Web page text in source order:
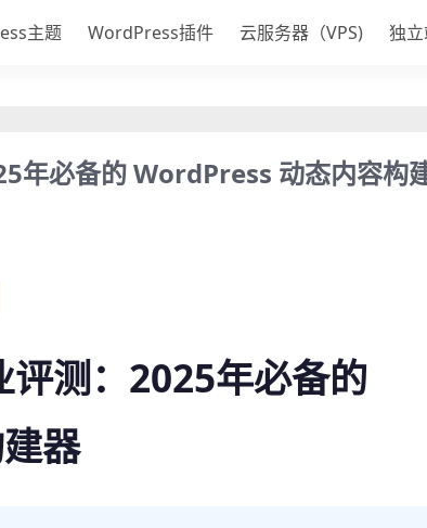
主题 WordPress插件 云服务器（VPS) 独
必备的 WordPress 动态内容构
测：2025年必备的
器